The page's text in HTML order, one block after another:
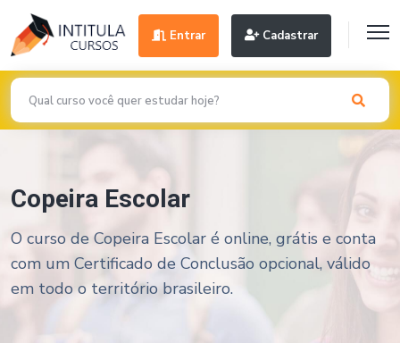
Entrar Cadastrar
Copeira Escolar
O curso de Copeira Escolar é online, grátis e conta
com um Certificado de Conclusão opcional, válido
em todo o território brasileiro.